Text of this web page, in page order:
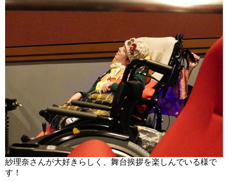
紗理奈さんが大好きらしく、舞台挨拶を楽しんでいる様で
す！